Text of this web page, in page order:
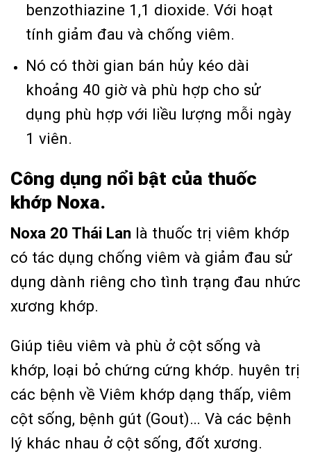
benzothiazine 1,1 dioxide. Với hoạt
tính giảm đau và chống viêm.
Nó có thời gian bán hủy kéo dài
khoảng 40 giờ và phù hợp cho sử
dụng phù hợp với liều lượng mỗi ngày
1 viên.
Công dụng nổi bật của thuốc
khớp Noxa.
Noxa 20 Thái Lan là thuốc trị viêm khớp
có tác dụng chống viêm và giảm đau sử
dụng dành riêng cho tình trạng đau nhức
xương khớp.
Giúp tiêu viêm và phù ở cột sống và
khớp, loại bỏ chứng cứng khớp. huyên trị
các bệnh về Viêm khớp dạng thấp, viêm
cột sống, bệnh gút (Gout)… Và các bệnh
lý khác nhau ở cột sống, đốt xương.